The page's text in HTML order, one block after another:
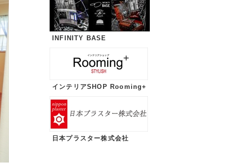
INFINITY BASE
インテリアSHOP Rooming+
日本プラスター株式会社